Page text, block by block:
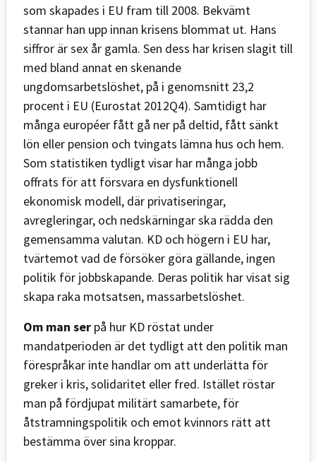
som skapades i EU fram till 2008. Bekvämt
stannar han upp innan krisens blommat ut. Hans
siffror är sex år gamla. Sen dess har krisen slagit till
med bland annat en skenande
ungdomsarbetslöshet, på i genomsnitt 23,2
procent i EU (Eurostat 2012Q4). Samtidigt har
många européer fått gå ner på deltid, fått sänkt
lön eller pension och tvingats lämna hus och hem.
Som statistiken tydligt visar har många jobb
offrats för att försvara en dysfunktionell
ekonomisk modell, där privatiseringar,
avregleringar, och nedskärningar ska rädda den
gemensamma valutan. KD och högern i EU har,
tvärtemot vad de försöker göra gällande, ingen
politik för jobbskapande. Deras politik har visat sig
skapa raka motsatsen, massarbetslöshet.
Om man ser på hur KD röstat under
mandatperioden är det tydligt att den politik man
förespråkar inte handlar om att underlätta för
greker i kris, solidaritet eller fred. Istället röstar
man på fördjupat militärt samarbete, för
åtstramningspolitik och emot kvinnors rätt att
bestämma över sina kroppar.